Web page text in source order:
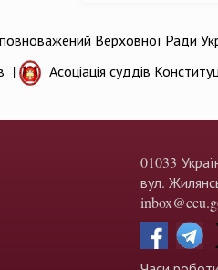
Верховної Ради
| Асоціація суддів
01033
вул.